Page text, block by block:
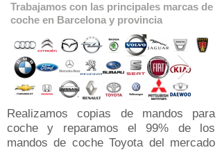
Trabajamos con las principales marcas de
coche en Barcelona y provincia
Realizamos copias de mandos para
coche y reparamos el 99% de los
mandos de coche Toyota del mercado